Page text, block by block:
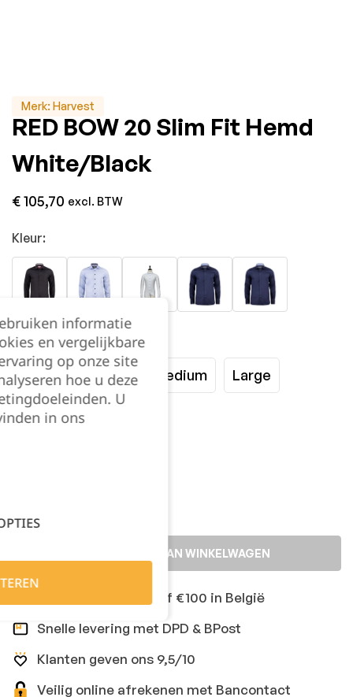
Merk: Harvest
RED BOW 20 Slim Fit Hemd
White/Black
€105,70 excl. BTW
Kleur:
Maat:
XSmall Small Medium Large
XLarge
TOEVOEGEN AAN WINKELWAGEN
Gratis levering vanaf €100 in België
Snelle levering met DPD & BPost
Klanten geven ons 9,5/10
Veilig online afrekenen met Bancontact
informatie
en vergelijkbare
op onze site
hoe u deze
U
in ons